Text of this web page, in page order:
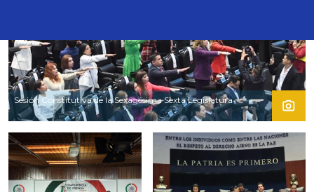
Sesión Constitutiva de la Sexagésima Sexta Legislatura